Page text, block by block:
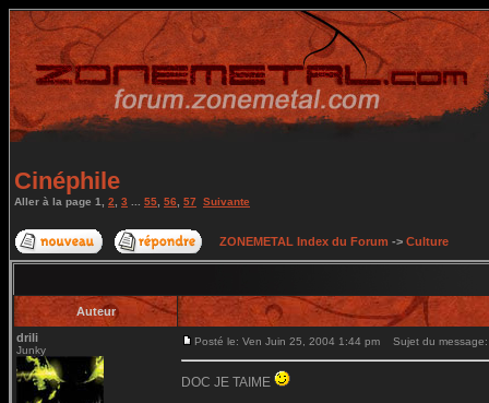
Cinéphile
Aller à la page 1 2 3 55 56 57 Suivante
ZONEMETAL Index du Forum -> Culture
Auteur
drili
Junky
Posté le: Ven Juin 25, 2004 1:44 pm Sujet du message:
DOC JE TAIME